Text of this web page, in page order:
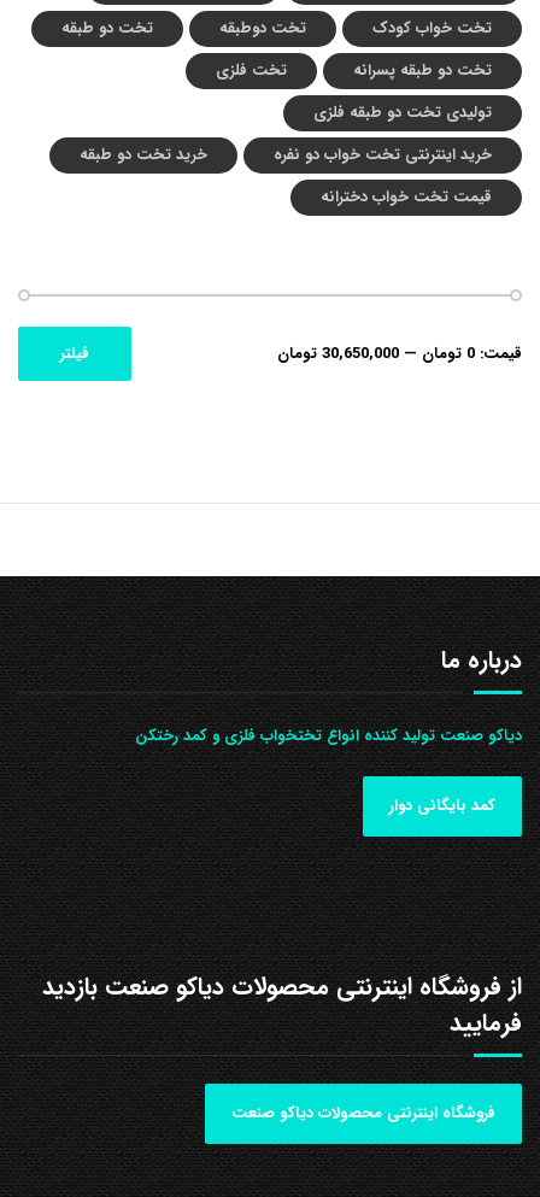
تخت خواب کودک
تخت دوطبقه
تخت دو طبقه
تخت دو طبقه پسرانه
تخت فلزی
تولیدی تخت دو طبقه فلزی
خرید اینترنتی تخت خواب دو نفره
خرید تخت دو طبقه
قیمت تخت خواب دخترانه
حداقل
حداکثر
فیلتر قیمت: 0 تومان — 30,650,000 تومان
درباره ما
دیاکو صنعت تولید کننده انواع تختخواب فلزی و کمد رختکن
کمد بایگانی دوار
از فروشگاه اینترنتی محصولات دیاکو صنعت بازدید
فرمایید
فروشگاه اینترنتی محصولات دیاکو صنعت